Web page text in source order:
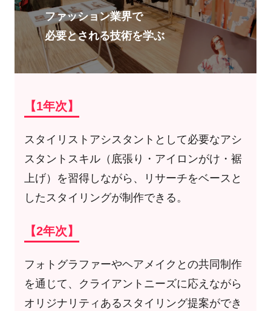
ファッション業界で
必要とされる技術を学ぶ
【1年次】
スタイリストアシスタントとして必要なアシ
スタントスキル（底張り・アイロンがけ・裾
上げ）を習得しながら、リサーチをベースと
したスタイリングが制作できる。
【2年次】
フォトグラファーやヘアメイクとの共同制作
を通じて、クライアントニーズに応えながら
オリジナリティあるスタイリング提案ができ